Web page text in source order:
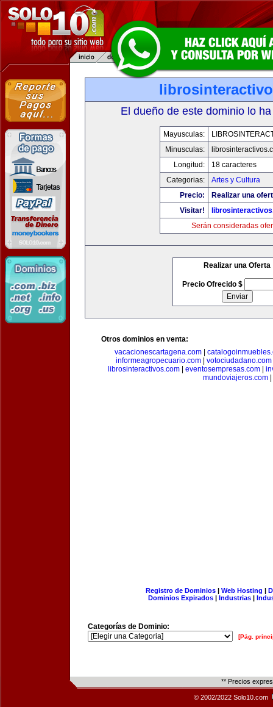
El dueño de este dominio lo
Mayusculas:
Minusculas:
Longitud:
18 caracteres
Categorias:
Artes y Cultura
Precio:
Realizar una
Visitar!
Serán consideradas
Realizar una Oferta
Precio Ofrecido $
Otros dominios en venta:
vacacionescartagena.com
informeagropecuario.com| votociudadano.com
librosinteractivos.com| eventosempresas.com|
mundoviajeros.com|
Registro de Dominios| Web Hosting |
Dominios Expirados | Industrias |
Categorías de Dominio:
[Pág.
** Precios
© 2002/2022 Solo10.com